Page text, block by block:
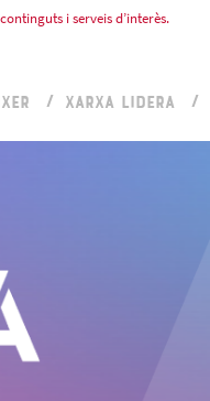
i serveis d’interès.
XARXA LIDERA